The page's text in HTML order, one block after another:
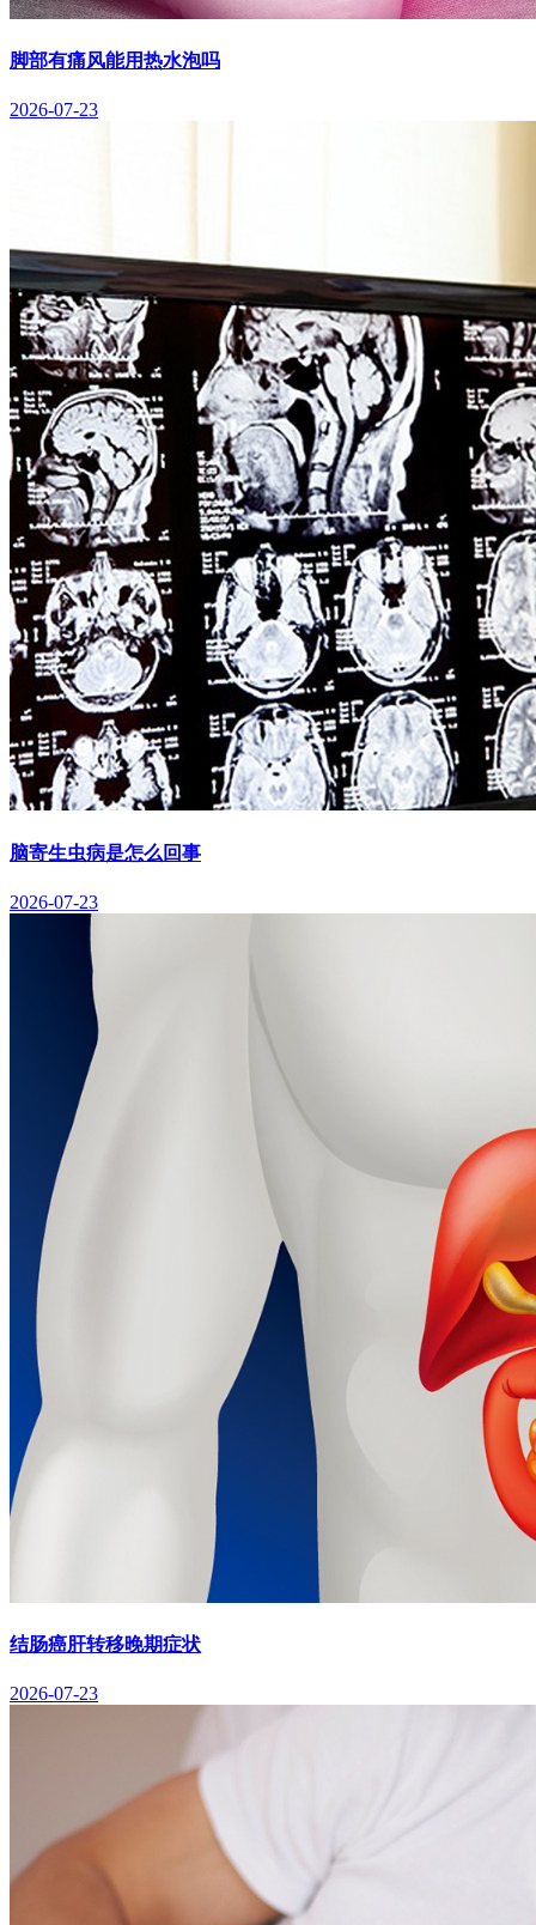
脚部有痛风能用热水泡吗
2026-07-23
脑寄生虫病是怎么回事
2026-07-23
结肠癌肝转移晚期症状
2026-07-23